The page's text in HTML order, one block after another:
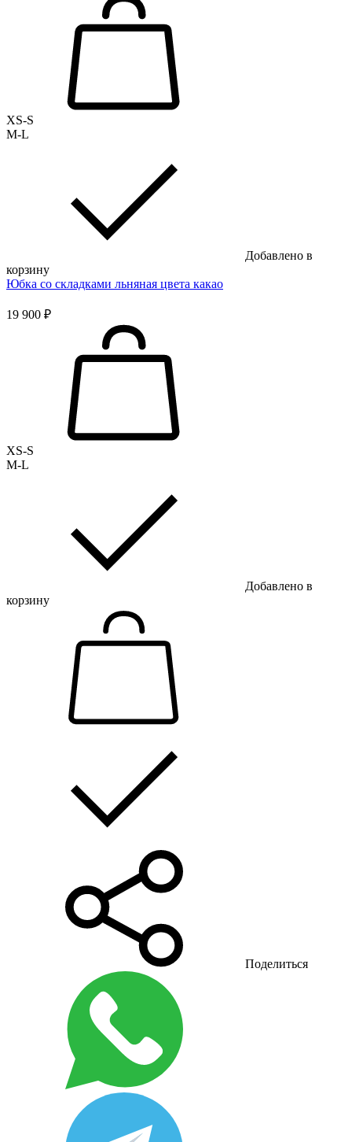
XS-S
M-L
Добавлено в
корзину
Юбка со складками льняная цвета какао
19 900 ₽
XS-S
M-L
Добавлено в
корзину
Поделиться